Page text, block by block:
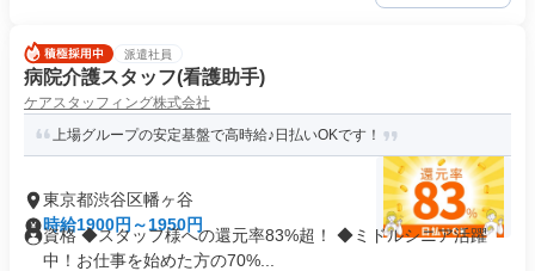
派遣社員
病院介護スタッフ(看護助手)
ケアスタッフィング株式会社
上場グループの安定基盤で高時給♪日払いOKです！
東京都渋谷区幡ヶ谷
時給1900円～1950円
資格 ◆スタッフ様への還元率83%超！ ◆ミドルシニア活躍
中！お仕事を始めた方の70%...